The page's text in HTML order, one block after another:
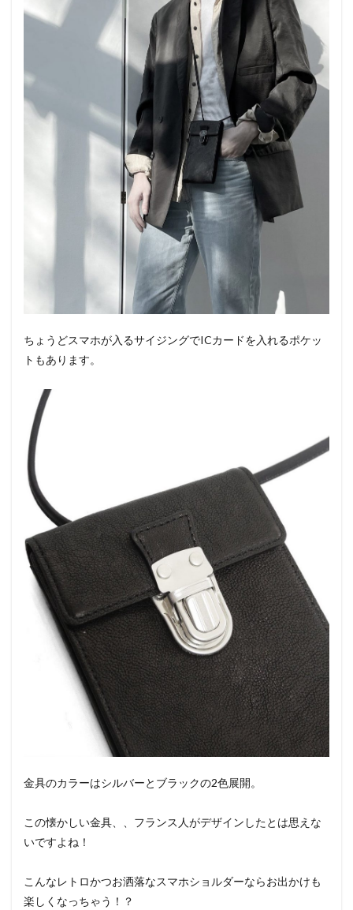
ちょうどスマホが入るサイジングでICカードを入れるポケッ
トもあります。
金具のカラーはシルバーとブラックの2色展開。
この懐かしい金具、、フランス人がデザインしたとは思えな
いですよね！
こんなレトロかつお洒落なスマホショルダーならお出かけも
楽しくなっちゃう！？